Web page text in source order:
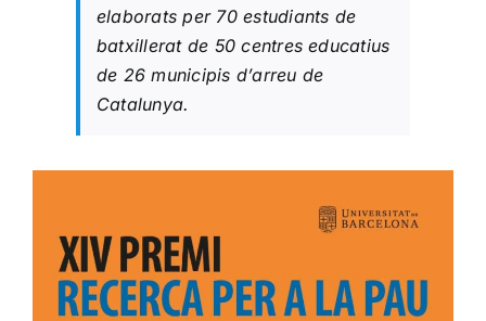
elaborats per 70 estudiants de
batxillerat de 50 centres educatius
de 26 municipis d’arreu de
Catalunya.